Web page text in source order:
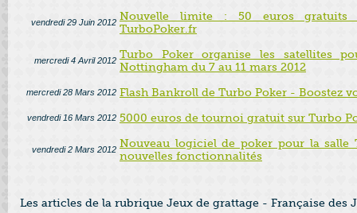
vendredi 29 Juin 2012 Nouvelle limite : 50 euros gratuits
TurboPoker.fr
mercredi 4 Avril 2012 Turbo Poker organise les satellites
Nottingham du 7 au 11 mars 2012
mercredi 28 Mars 2012 Flash Bankroll de Turbo Poker - Boostez
vendredi 16 Mars 2012 5000 euros de tournoi gratuit sur Turbo
vendredi 2 Mars 2012 Nouveau logiciel de poker pour la salle
nouvelles fonctionnalités
Les articles de la rubrique Jeux de grattage - Française des